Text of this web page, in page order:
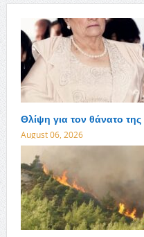
Θλίψη για τον θάνατο
August 06, 2026